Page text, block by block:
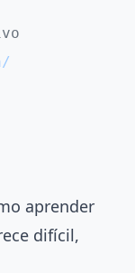
aprender
difícil,